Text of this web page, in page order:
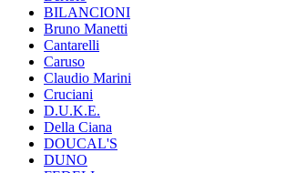
BILANCIONI
Bruno Manetti
Cantarelli
Caruso
Claudio Marini
Cruciani
D.U.K.E.
Della Ciana
DOUCAL'S
DUNO